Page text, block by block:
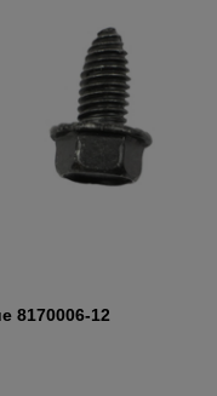
8170006-12